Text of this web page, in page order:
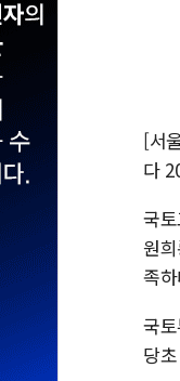
[서
다
국
원
족
국
당